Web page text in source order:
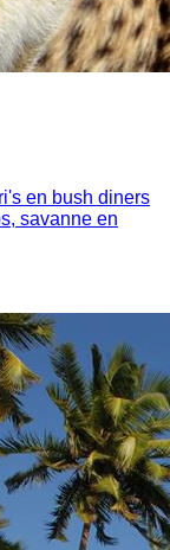
en bush diners
savanne en